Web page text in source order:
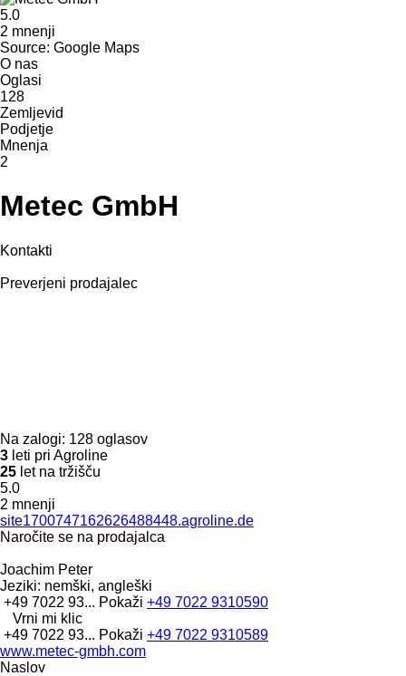
5.0
2 mnenji
Source: Google Maps
O nas
Oglasi
128
Zemljevid
Podjetje
Mnenja
2
Metec GmbH
Kontakti
Preverjeni prodajalec
Na zalogi: 128 oglasov
3 leti pri Agroline
25 let na tržišču
5.0
2 mnenji
site1700747162626488448.agroline.de
Naročite se na prodajalca
Joachim Peter
Jeziki: nemški, angleški
+49 7022 93... Pokaži +49 7022 9310590
Vrni mi klic
+49 7022 93... Pokaži +49 7022 9310589
www.metec-gmbh.com
Naslov